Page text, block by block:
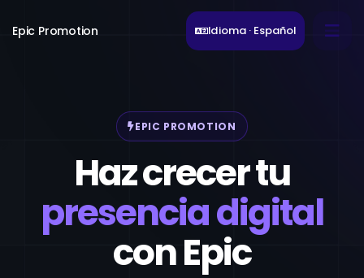
Epic Promotion Idioma · Español
EPIC PROMOTION
Haz crecer tu
presencia digital
con Epic